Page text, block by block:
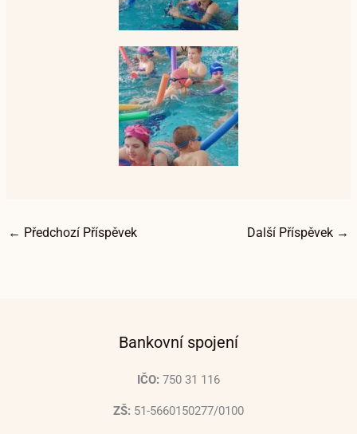
← Předchozí Příspěvek Další Příspěvek →
Bankovní spojení
IČO: 750 31 116
ZŠ: 51-5660150277/0100